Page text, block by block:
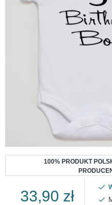
100% PRODUKT
33,90 zł